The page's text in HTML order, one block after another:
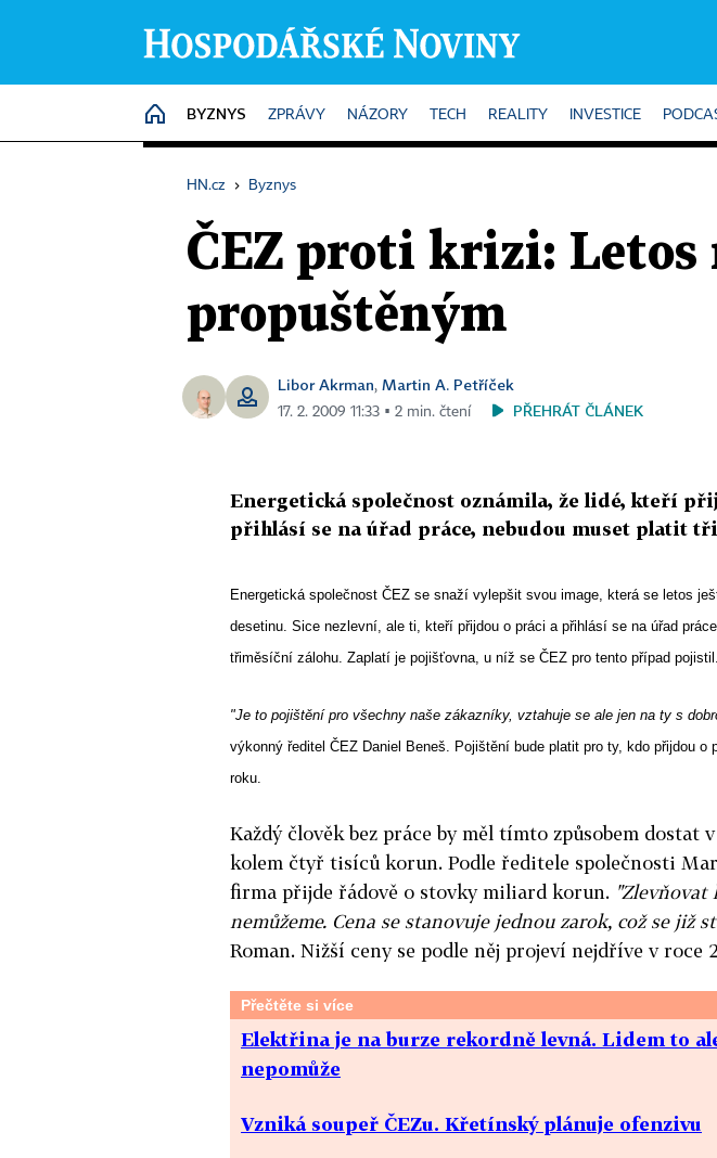
HOME
BYZNYS ZPRÁVY NÁZORY TECH REALITY INVESTICE
HN.cz › Byznys
ČEZ proti krizi:
propuštěným
Libor Akrman, Martin A. Petříček
17. 2. 2009 11:33 ▪ 2 min. čtení PŘEHRÁT ČLÁNEK
Energetická společnost oznámila, že lidé, kteří
přihlásí se na úřad práce, nebudou muset platit
Energetická společnost ČEZ se snaží vylepšit svou image, která se letos
desetinu. Sice nezlevní, ale ti, kteří přijdou o práci a přihlásí se na úřad
třiměsíční zálohu. Zaplatí je pojišťovna, u níž se ČEZ pro tento případ pojistil.
"Je to pojištění pro všechny naše zákazníky, vztahuje se ale jen na ty s
výkonný ředitel ČEZ Daniel Beneš. Pojištění bude platit pro ty, kdo přijdou o
roku.
Každý člověk bez práce by měl tímto způsobem dostat
kolem čtyř tisíců korun. Podle ředitele společnosti
firma přijde řádově o stovky miliard korun. "Zlevňovat
nemůžeme. Cena se stanovuje jednou zarok, což se již
Roman. Nižší ceny se podle něj projeví nejdříve v roce
Přečtěte si více
Elektřina je na burze rekordně levná. Lidem to
nepomůže
Vzniká soupeř ČEZu. Křetínský plánuje ofenzivu